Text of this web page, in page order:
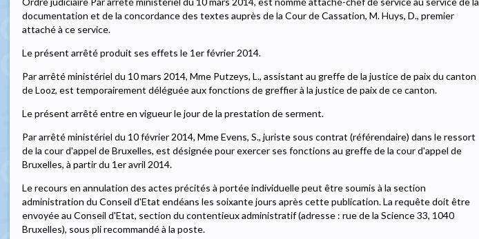
documentation et de la concordance des textes auprès de la Cour de Cassation, M. Huys, D., premier
attaché à ce service.
Le présent arrêté produit ses effets le 1er février 2014.
Par arrêté ministériel du 10 mars 2014, Mme Putzeys, L., assistant au greffe de la justice de paix du canton
de Looz, est temporairement déléguée aux fonctions de greffier à la justice de paix de ce canton.
Le présent arrêté entre en vigueur le jour de la prestation de serment.
Par arrêté ministériel du 10 février 2014, Mme Evens, S., juriste sous contrat (référendaire) dans le ressort
de la cour d'appel de Bruxelles, est désignée pour exercer ses fonctions au greffe de la cour d'appel de
Bruxelles, à partir du 1er avril 2014.
Le recours en annulation des actes précités à portée individuelle peut être soumis à la section
administration du Conseil d'Etat endéans les soixante jours après cette publication. La requête doit être
envoyée au Conseil d'Etat, section du contentieux administratif (adresse : rue de la Science 33, 1040
Bruxelles), sous pli recommandé à la poste.